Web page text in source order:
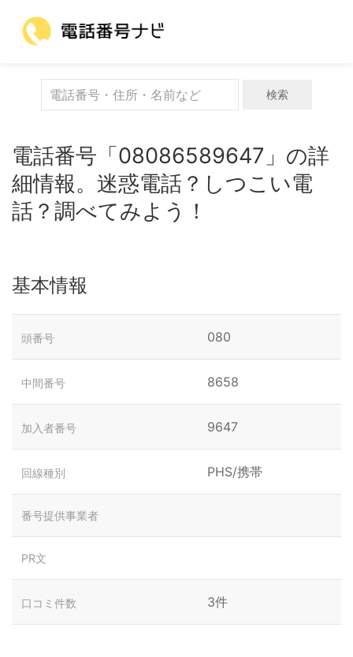
検索
電話番号「08086589647」の詳
細情報。迷惑電話？しつこい電
話？調べてみよう！
基本情報
頭番号 080
中間番号 8658
加入者番号 9647
回線種別 PHS/携帯
番号提供事業者
PR文
口コミ件数 3件